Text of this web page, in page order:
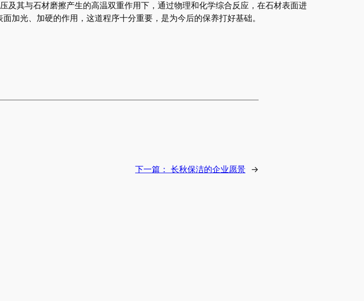
及其与石材磨擦产生的高温双重作用下，通过物理和化学综合反应，在石材表面进
加光、加硬的作用，这道程序十分重要，是为今后的保养打好基础。
下一篇： 长秋保洁的企业愿景 →